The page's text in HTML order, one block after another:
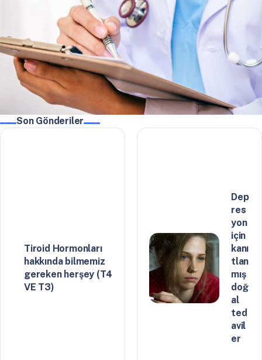
Son Gönderiler
Tiroid Hormonları
hakkında bilmemiz
gereken herşey (T4
VE T3)
Dep
res
yon
için
kanı
tlan
mış
doğ
al
ted
avil
er